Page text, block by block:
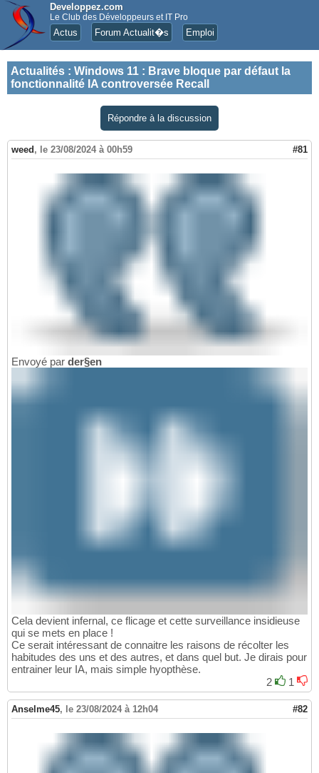
Developpez.com
Le Club des Développeurs et IT Pro
Actus Forum Actualit�s Emploi
Actualités : Windows 11 : Brave bloque par défaut la
fonctionnalité IA controversée Recall
Répondre à la discussion
weed , le 23/08/2024 à 00h59 #81
Envoyé par der§en
Cela devient infernal, ce flicage et cette surveillance insidieuse
qui se mets en place !
Ce serait intéressant de connaitre les raisons de récolter les
habitudes des uns et des autres, et dans quel but. Je dirais pour
entrainer leur IA, mais simple hyopthèse.
2
1
Anselme45, le 23/08/2024 à 12h04 #82